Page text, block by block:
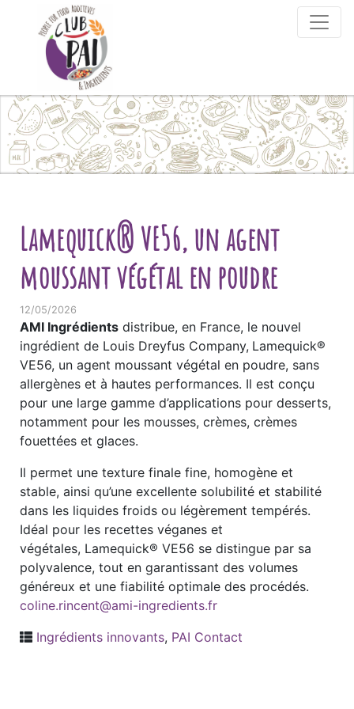
Skip to content
Lamequick® VE56, un agent
moussant végétal en poudre
12/05/2026
AMI Ingrédients distribue, en France, le nouvel
ingrédient de Louis Dreyfus Company, Lamequick®
VE56, un agent moussant végétal en poudre, sans
allergènes et à hautes performances. Il est conçu
pour une large gamme d’applications pour desserts,
notamment pour les mousses, crèmes, crèmes
fouettées et glaces.
Il permet une texture finale fine, homogène et
stable, ainsi qu’une excellente solubilité et stabilité
dans les liquides froids ou légèrement tempérés.
Idéal pour les recettes véganes et
végétales, Lamequick® VE56 se distingue par sa
polyvalence, tout en garantissant des volumes
généreux et une fiabilité optimale des procédés.
coline.rincent@ami-ingredients.fr
Ingrédients innovants, PAI Contact